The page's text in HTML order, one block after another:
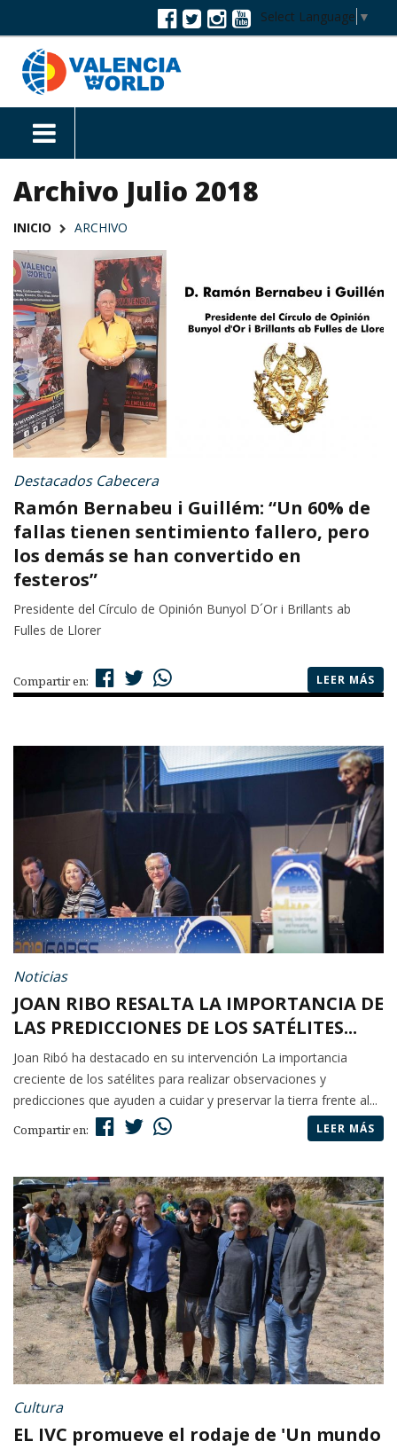
Select Language ▼
Archivo Julio 2018
INICIO ARCHIVO
Destacados Cabecera
Ramón Bernabeu i Guillém: “Un 60% de
fallas tienen sentimiento fallero, pero
los demás se han convertido en
festeros”
Presidente del Círculo de Opinión Bunyol D´Or i Brillants ab
Fulles de Llorer
Compartir en: LEER MÁS
Noticias
JOAN RIBO RESALTA LA IMPORTANCIA DE
LAS PREDICCIONES DE LOS SATÉLITES...
Joan Ribó ha destacado en su intervención La importancia
creciente de los satélites para realizar observaciones y
predicciones que ayuden a cuidar y preservar la tierra frente al...
Compartir en: LEER MÁS
Cultura
EL IVC promueve el rodaje de 'Un mundo